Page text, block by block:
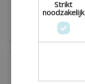
Strikt
noodzakelijk